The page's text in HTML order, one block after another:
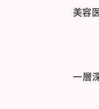
美容
一層